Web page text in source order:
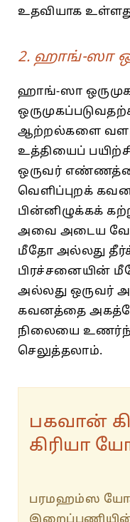
உதவியாக
2. ஹாங்-ஸா
ஹாங்-ஸா
ஆற்றல்களை
உத்தியைப்
ஒருவர்
வெளிப்புறக்
பின்னிழுக்கக்
அவை அடைய
மீதோ அல்லது
பிரச்சனையின்
அல்லது ஒருவர்
கவனத்தை
நிலையை
செலுத்தலாம்.
பகவான்
கிரியா
பரமஹம்ஸ